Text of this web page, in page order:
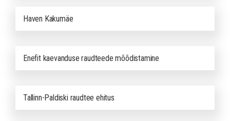
Haven Kakumäe
Enefit kaevanduse raudteede mõõdistamine
Tallinn-Paldiski raudtee ehitus